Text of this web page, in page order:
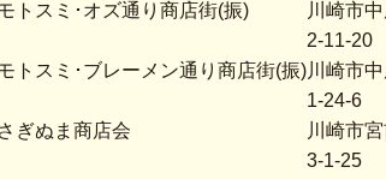
トスミ･オズ通り商店街(振)
川崎市
2-11-20
トスミ･ブレーメン通り商店街(振)川崎市
1-24-6
さぎぬま商店会
川崎市
3-1-25